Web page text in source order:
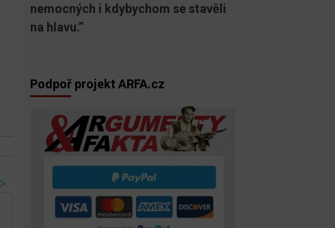
nemocných i kdybychom se stavěli
na hlavu.”
Podpoř projekt ARFA.cz